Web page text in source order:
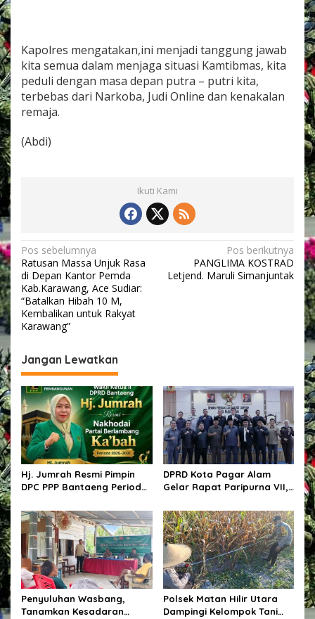
Kapolres mengatakan,ini menjadi tanggung jawab
kita semua dalam menjaga situasi Kamtibmas, kita
peduli dengan masa depan putra – putri kita,
terbebas dari Narkoba, Judi Online dan kenakalan
remaja.
(Abdi)
Ikuti Kami
N
a
v
i
g
a
s
i
p
o
s
Pos sebelumnya
Ratusan Massa Unjuk Rasa
di Depan Kantor Pemda
Kab.Karawang, Ace Sudiar:
“Batalkan Hibah 10 M,
Kembalikan untuk Rakyat
Karawang”
Pos berikutnya
PANGLIMA KOSTRAD
Letjend. Maruli Simanjuntak
Jangan Lewatkan
Hj. Jumrah Resmi Pimpin
DPC PPP Bantaeng Periode
DPRD Kota Pagar Alam
Gelar Rapat Paripurna VII,
Anggaran 2027 dan Bentuk
Panitia Khusus
Penyuluhan Wasbang,
Tanamkan Kesadaran
Polsek Matan Hilir Utara
Dampingi Kelompok Tani